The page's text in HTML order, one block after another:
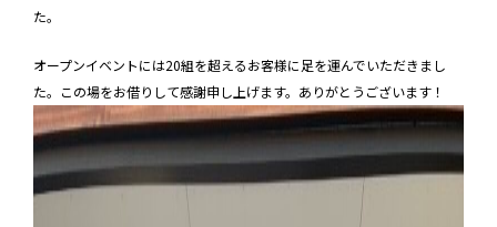
お問い合わせ
た。
オープンイベントには20組を超えるお客様に足を運んでいただきまし
た。この場をお借りして感謝申し上げます。ありがとうございます！